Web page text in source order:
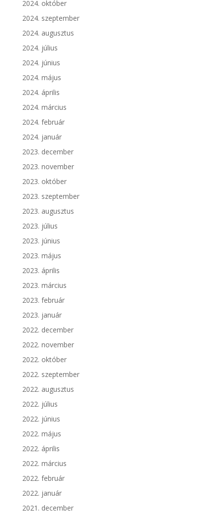
2024. október
2024. szeptember
2024. augusztus
2024. július
2024. június
2024. május
2024. április
2024. március
2024. február
2024. január
2023. december
2023. november
2023. október
2023. szeptember
2023. augusztus
2023. július
2023. június
2023. május
2023. április
2023. március
2023. február
2023. január
2022. december
2022. november
2022. október
2022. szeptember
2022. augusztus
2022. július
2022. június
2022. május
2022. április
2022. március
2022. február
2022. január
2021. december